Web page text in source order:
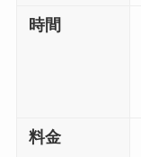
時間
料金